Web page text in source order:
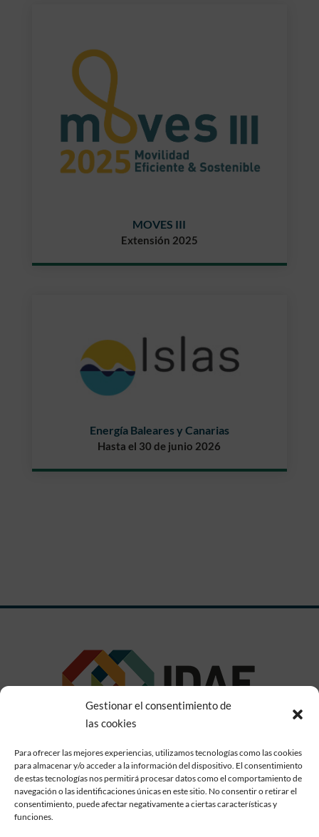
Gestionar el consentimiento de
las cookies
Para ofrecer las mejores experiencias, utilizamos tecnologías como las cookies
para almacenar y/o acceder a la información del dispositivo. El consentimiento
de estas tecnologías nos permitirá procesar datos como el comportamiento de
navegación o las identificaciones únicas en este sitio. No consentir o retirar el
consentimiento, puede afectar negativamente a ciertas características y
funciones.
MOVES III
Extensión 2025
Energía Baleares y Canarias
Hasta el 30 de junio 2026
Conócenos|Contacto